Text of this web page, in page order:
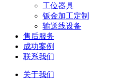
工位器具
钣金加工定制
输送线设备
售后服务
成功案例
联系我们
关于我们